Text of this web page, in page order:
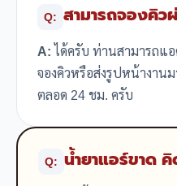
Q: สามารถจองคิว
A:ได้ครับ ท่านสามารถแ
จองคิวหรือส่งรูปหน้างาน
ตลอด 24 ชม. ครับ
Q: น้ำยาแอร์ขาด